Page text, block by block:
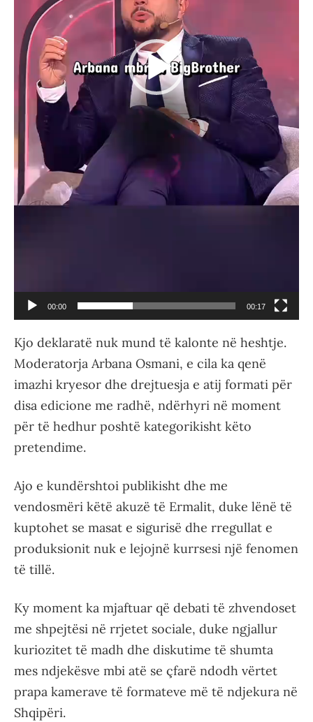
00:00 00:17
Kjo deklaratë nuk mund të kalonte në heshtje.
Moderatorja Arbana Osmani, e cila ka qenë
imazhi kryesor dhe drejtuesja e atij formati për
disa edicione me radhë, ndërhyri në moment
për të hedhur poshtë kategorikisht këto
pretendime.
Ajo e kundërshtoi publikisht dhe me
vendosmëri këtë akuzë të Ermalit, duke lënë të
kuptohet se masat e sigurisë dhe rregullat e
produksionit nuk e lejojnë kurrsesi një fenomen
të tillë.
Ky moment ka mjaftuar që debati të zhvendoset
me shpejtësi në rrjetet sociale, duke ngjallur
kuriozitet të madh dhe diskutime të shumta
mes ndjekësve mbi atë se çfarë ndodh vërtet
prapa kamerave të formateve më të ndjekura në
Shqipëri.